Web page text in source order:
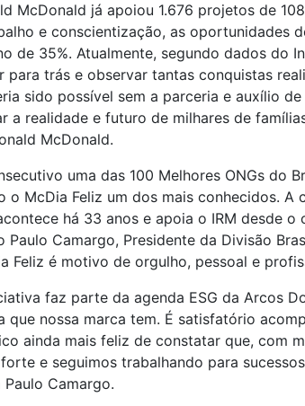
McDonald já apoiou 1.676 projetos de
e conscientização, as oportunidades
de 35%. Atualmente, segundo dados do
trás e observar tantas conquistas
sido possível sem a parceria e auxílio
realidade e futuro de milhares de
McDonald.
uma das 100 Melhores ONGs do
McDia Feliz um dos mais conhecidos. A
há 33 anos e apoia o IRM desde
Camargo, Presidente da Divisão
Feliz é motivo de orgulho, pessoal e
faz parte da agenda ESG da Arcos
nossa marca tem. É satisfatório
ainda mais feliz de constatar que, com
e seguimos trabalhando para
Camargo.